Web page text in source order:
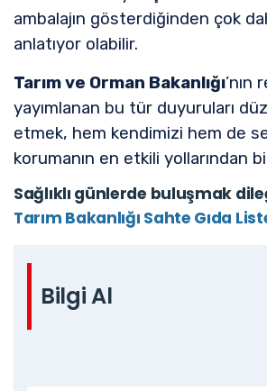
ambalajın gösterdiğinden çok
anlatıyor olabilir.
Tarım ve Orman Bakanlığı’nın
yayımlanan bu tür duyuruları
etmek, hem kendimizi hem de
korumanın en etkili yollarından
Sağlıklı günlerde buluşmak
Tarım Bakanlığı Sahte Gıda
Bilgi Al